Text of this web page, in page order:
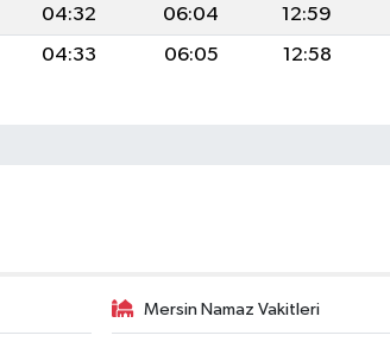
04:32 06:04 12:59
04:33 06:05 12:58
Mersin Namaz Vakitleri